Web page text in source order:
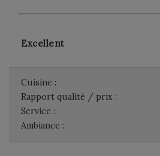
Excellent
Cuisine :
Rapport qualité / prix :
Service :
Ambiance :